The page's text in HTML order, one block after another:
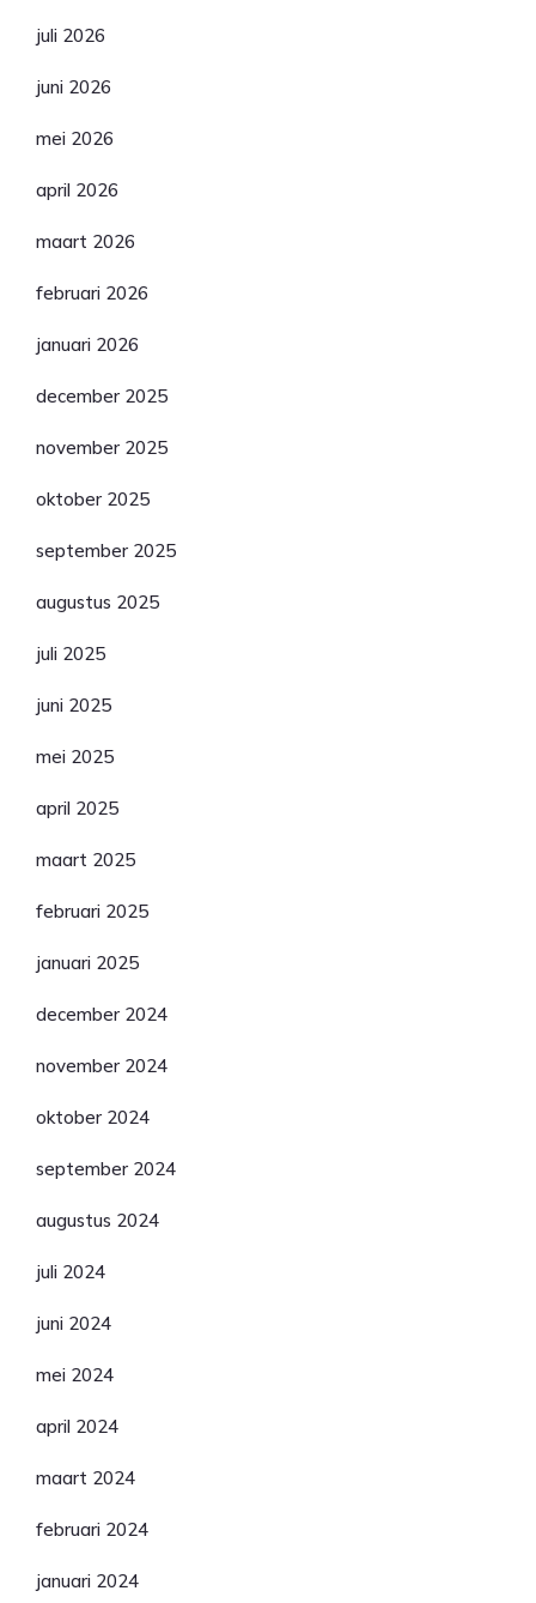
juli 2026
juni 2026
mei 2026
april 2026
maart 2026
februari 2026
januari 2026
december 2025
november 2025
oktober 2025
september 2025
augustus 2025
juli 2025
juni 2025
mei 2025
april 2025
maart 2025
februari 2025
januari 2025
december 2024
november 2024
oktober 2024
september 2024
augustus 2024
juli 2024
juni 2024
mei 2024
april 2024
maart 2024
februari 2024
januari 2024